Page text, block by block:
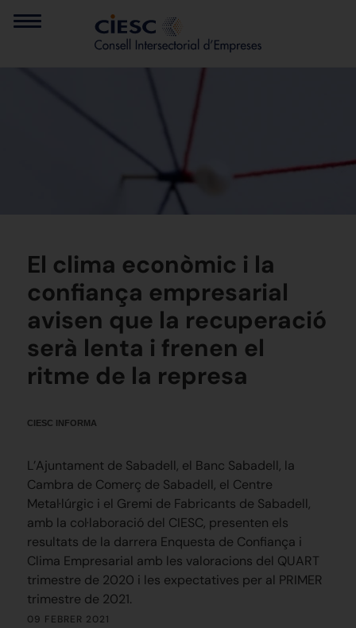
El clima econòmic i la
confiança empresarial
avisen que la recuperació
serà lenta i frenen el
ritme de la represa
CIESC INFORMA
L’Ajuntament de Sabadell, el Banc Sabadell, la
Cambra de Comerç de Sabadell, el Centre
Metal·lúrgic i el Gremi de Fabricants de Sabadell,
amb la col·laboració del CIESC, presenten els
resultats de la darrera Enquesta de Confiança i
Clima Empresarial amb les valoracions del QUART
trimestre de 2020 i les expectatives per al PRIMER
trimestre de 2021.
09 FEBRER 2021